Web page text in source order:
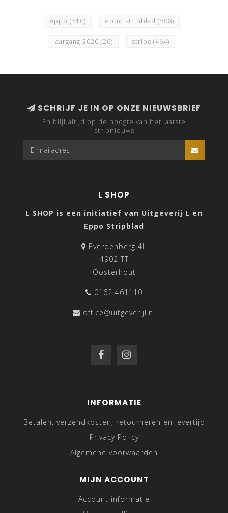
eppo (510) eppo stripblad (508)
jaargang 2020 (26) strips (464)
SCHRIJF JE IN OP ONZE NIEUWSBRIEF
En blijf altijd op de hoogte van het laatste
stripnieuws
L SHOP
L SHOP is een initiatief van Uitgeverij L en
Eppo Stripblad
Everdenberg 4L
4902 TT
Oosterhout
0162 461110
office@uitgeverijl.nl
INFORMATIE
Betalen, verzendkosten, retourneren en levertijd
Privacy Policy
Algemene voorwaarden
MIJN ACCOUNT
Account informatie